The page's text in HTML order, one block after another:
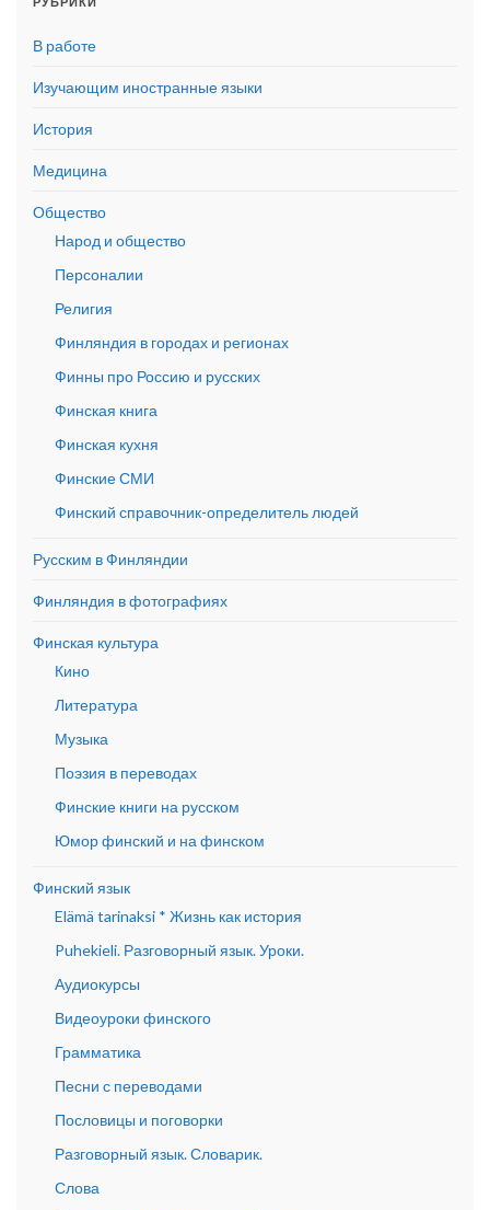
В работе
Изучающим иностранные языки
История
Медицина
Общество
Народ и общество
Персоналии
Религия
Финляндия в городах и регионах
Финны про Россию и русских
Финская книга
Финская кухня
Финские СМИ
Финский справочник-определитель людей
Русским в Финляндии
Финляндия в фотографиях
Финская культура
Кино
Литература
Музыка
Поэзия в переводах
Финские книги на русском
Юмор финский и на финском
Финский язык
Elämä tarinaksi * Жизнь как история
Puhekieli. Разговорный язык. Уроки.
Аудиокурсы
Видеоуроки финского
Грамматика
Песни с переводами
Пословицы и поговорки
Разговорный язык. Словарик.
Слова